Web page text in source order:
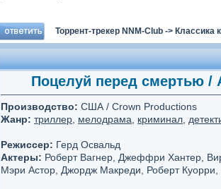
Торрент-трекер NNM-Club -> Классика
Поцелуй перед смертью /
Производство: США / Crown Productions
Жанр: триллер мелодрама криминал
Режиссер: Герд Освальд
Актеры: Роберт Вагнер, Джеффри Хантер,
Мэри Астор, Джордж Макреди, Роберт